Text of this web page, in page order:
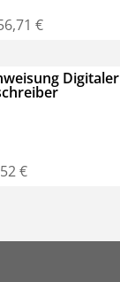
€
Digitaler
€